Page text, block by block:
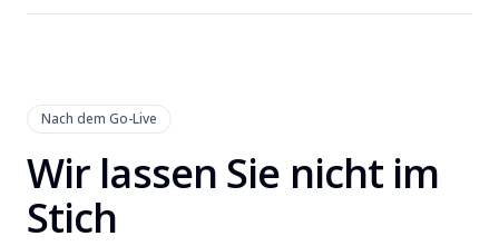
Nach dem Go-Live
Wir lassen Sie nicht im
Stich